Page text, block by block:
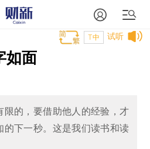
试听
T中
如面
限的，要借助他人的经验，才
的下一秒。这是我们读书和读